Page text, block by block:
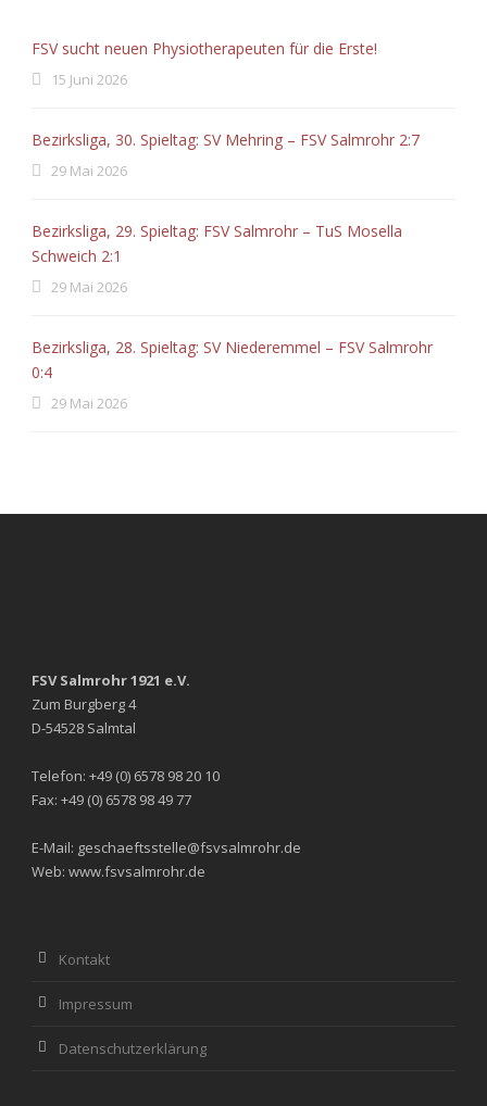
FSV sucht neuen Physiotherapeuten für die Erste!
15 Juni 2026
Bezirksliga, 30. Spieltag: SV Mehring – FSV Salmrohr 2:7
29 Mai 2026
Bezirksliga, 29. Spieltag: FSV Salmrohr – TuS Mosella
Schweich 2:1
29 Mai 2026
Bezirksliga, 28. Spieltag: SV Niederemmel – FSV Salmrohr
0:4
29 Mai 2026
FSV Salmrohr 1921 e.V.
Zum Burgberg 4
D-54528 Salmtal
Telefon: +49 (0) 6578 98 20 10
Fax: +49 (0) 6578 98 49 77
E-Mail: geschaeftsstelle@fsvsalmrohr.de
Web: www.fsvsalmrohr.de
Kontakt
Impressum
Datenschutzerklärung